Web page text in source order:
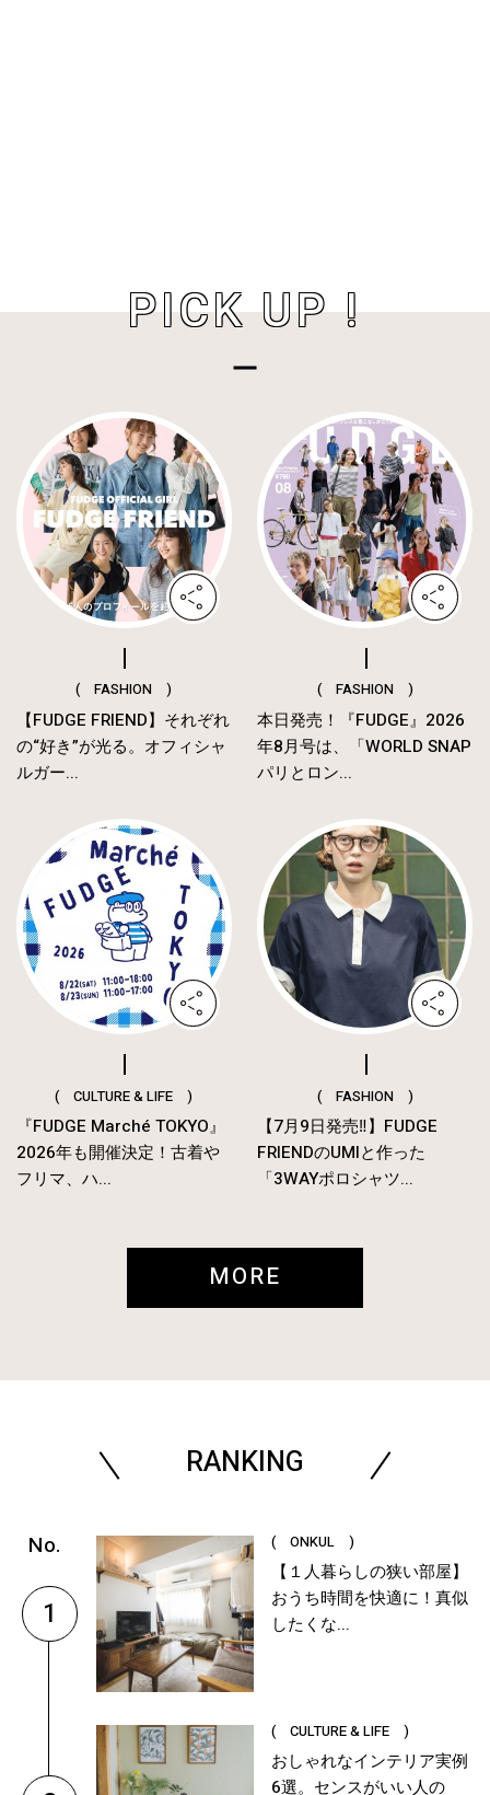
PICK UP !
( FASHION )
【FUDGE FRIEND】それぞれ
の“好き”が光る。オフィシャ
ルガー...
( FASHION )
本日発売！『FUDGE』2026
年8月号は、「WORLD SNAP
パリとロン...
( CULTURE & LIFE )
『FUDGE Marché TOKYO』
2026年も開催決定！古着や
フリマ、ハ...
( FASHION )
【7月9日発売‼︎】FUDGE
FRIENDのUMIと作った
「3WAYポロシャツ...
MORE
RANKING
1
( ONKUL )
【１人暮らしの狭い部屋】
おうち時間を快適に！真似
したくな...
( CULTURE & LIFE )
おしゃれなインテリア実例
6選。センスがいい人の